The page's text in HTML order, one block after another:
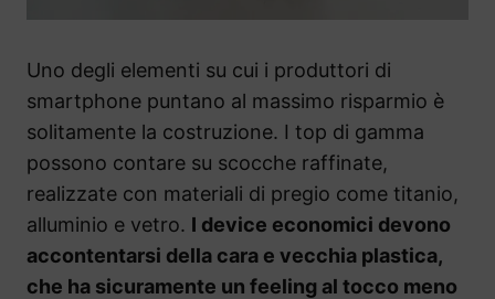
Uno degli elementi su cui i produttori di
smartphone puntano al massimo risparmio è
solitamente la costruzione. I top di gamma
possono contare su scocche raffinate,
realizzate con materiali di pregio come titanio,
alluminio e vetro. I device economici devono
accontentarsi della cara e vecchia plastica,
che ha sicuramente un feeling al tocco meno